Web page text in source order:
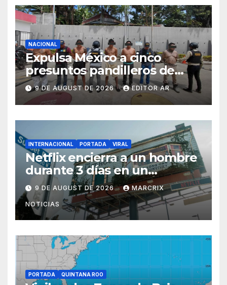
NACIONAL
Expulsa México a cinco
presuntos pandilleros de
Mara Salvatrucha
9 DE AUGUST DE 2026 EDITOR AR
INTERNACIONAL PORTADA VIRAL
Netflix encierra a un hombre
durante 3 días en un
espectacular de Los Ángeles
9 DE AUGUST DE 2026 MARCRIX
NOTICIAS
PORTADA QUINTANA ROO